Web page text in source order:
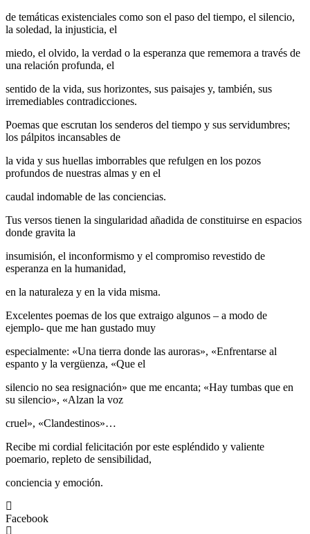
de temáticas existenciales como son el paso del tiempo, el silencio,
la soledad, la injusticia, el
miedo, el olvido, la verdad o la esperanza que rememora a través de
una relación profunda, el
sentido de la vida, sus horizontes, sus paisajes y, también, sus
irremediables contradicciones.
Poemas que escrutan los senderos del tiempo y sus servidumbres;
los pálpitos incansables de
la vida y sus huellas imborrables que refulgen en los pozos
profundos de nuestras almas y en el
caudal indomable de las conciencias.
Tus versos tienen la singularidad añadida de constituirse en espacios
donde gravita la
insumisión, el inconformismo y el compromiso revestido de
esperanza en la humanidad,
en la naturaleza y en la vida misma.
Excelentes poemas de los que extraigo algunos – a modo de
ejemplo- que me han gustado muy
especialmente: «Una tierra donde las auroras», «Enfrentarse al
espanto y la vergüenza, «Que el
silencio no sea resignación» que me encanta; «Hay tumbas que en
su silencio», «Alzan la voz
cruel», «Clandestinos»…
Recibe mi cordial felicitación por este espléndido y valiente
poemario, repleto de sensibilidad,
conciencia y emoción.
Facebook